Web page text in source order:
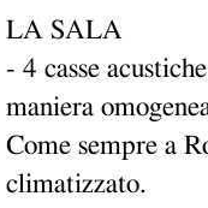
LA SALA
- 4 casse
maniera
Come sempre a
climatizzato.